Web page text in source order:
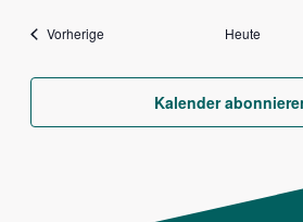
VorherigeVeranstaltungen Heute
Kalender